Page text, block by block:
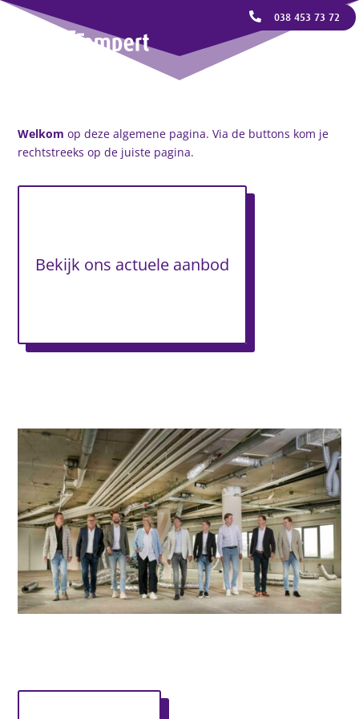
 038 453 73 72
Welkom op deze algemene pagina. Via de buttons kom je
rechtstreeks op de juiste pagina.
Bekijk ons actuele aanbod